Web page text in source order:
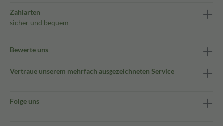
Zahlarten
sicher und bequem
Bewerte uns
Vertraue unserem mehrfach ausgezeichneten Service
Folge uns